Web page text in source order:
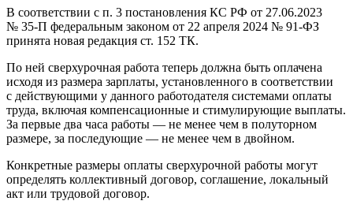
В соответствии с п. 3 постановления КС РФ от 27.06.2023
№ 35-П федеральным законом от 22 апреля 2024 № 91-ФЗ
принята новая редакция ст. 152 ТК.
По ней сверхурочная работа теперь должна быть оплачена
исходя из размера зарплаты, установленного в соответствии
с действующими у данного работодателя системами оплаты
труда, включая компенсационные и стимулирующие выплаты.
За первые два часа работы — не менее чем в полуторном
размере, за последующие — не менее чем в двойном.
Конкретные размеры оплаты сверхурочной работы могут
определять коллективный договор, соглашение, локальный
акт или трудовой договор.